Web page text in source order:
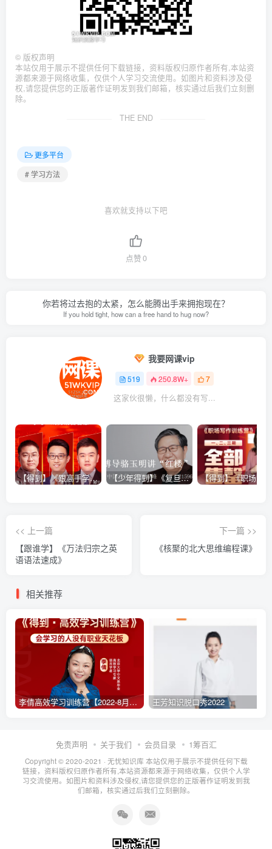
© 版权声明
本站仅用于展示不提供任何下载链接，资料版权归原作者所有,本站资
源都来源于网络收集，仅供个人学习交流使用。如图片和资料涉及侵
权,请您提供您的正版著作证明发到我们邮箱，核实通过后我们立刻删
除。
THE END
更多平台
# 学习方法
喜欢就支持以下吧
点赞0
你若将过去抱的太紧，怎么能腾出手来拥抱现在？
If you hold tight, how can a free hand to hug now?
我要网课vip
519 250.8W+ 7
这家伙很懒，什么都没有写...
【得到】《跟高手学销售系列课》 【少年得到】《复旦博导骆玉明讲“红楼”》
<< 上一篇
【跟谁学】《万法归宗之英
语语法速成》
下一篇 >>
《核聚的北大思维编程课》
相关推荐
李倩高效学习训练营【2022-8月升级】 王芳知识脱口秀2022
免责声明 关于我们 会员目录 1筹百汇
Copyright © 2020-2021 · 无忧知识库 本站仅用于展示不提供任何下载
链接，资料版权归原作者所有,本站资源都来源于网络收集，仅供个人学
习交流使用。如图片和资料涉及侵权,请您提供您的正版著作证明发到我
们邮箱，核实通过后我们立刻删除。